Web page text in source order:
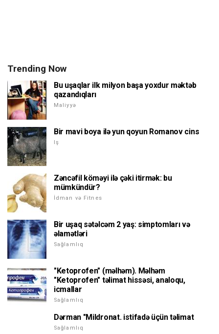
Trending Now
Bu uşaqlar ilk milyon başa yoxdur məktəb
qazandıqları
Maliyyə
Bir mavi boya ilə yun qoyun Romanov cins
Iş
Zəncəfil köməyi ilə çəki itirmək: bu
mümkündür?
İdman və Fitnes
Bir uşaq sətəlcəm 2 yaş: simptomları və
əlamətləri
Sağlamlıq
"Ketoprofen" (məlhəm). Məlhəm
"Ketoprofen" təlimat hissəsi, analoqu,
icmallar
Sağlamlıq
Dərman "Mildronat. istifadə üçün təlimat
Sağlamlıq